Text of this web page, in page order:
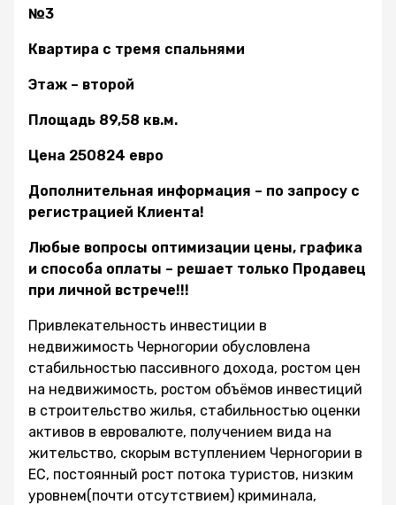
№3
Квартира с тремя спальнями
Этаж – второй
Площадь 89,58 кв.м.
Цена 250824 евро
Дополнительная информация – по запросу с
регистрацией Клиента!
Любые вопросы оптимизации цены, графика
и способа оплаты – решает только Продавец
при личной встрече!!!
Привлекательность инвестиции в
недвижимость Черногории обусловлена
стабильностью пассивного дохода, ростом цен
на недвижимость, ростом объёмов инвестиций
в строительство жилья, стабильностью оценки
активов в евровалюте, получением вида на
жительство, скорым вступлением Черногории в
ЕС, постоянный рост потока туристов, низким
уровнем(почти отсутствием) криминала,